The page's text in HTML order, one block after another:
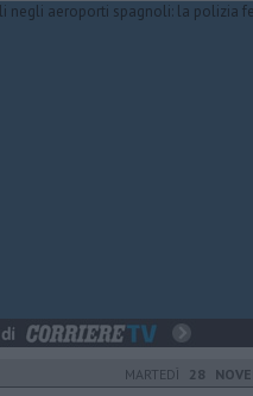
MARTEDÌ 28